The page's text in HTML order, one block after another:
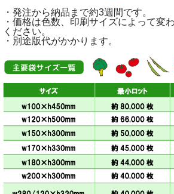
・発注から納品まで約3週間です。
・価格は色数、印刷サイズによって変
ください。
・別途版代がかかります。